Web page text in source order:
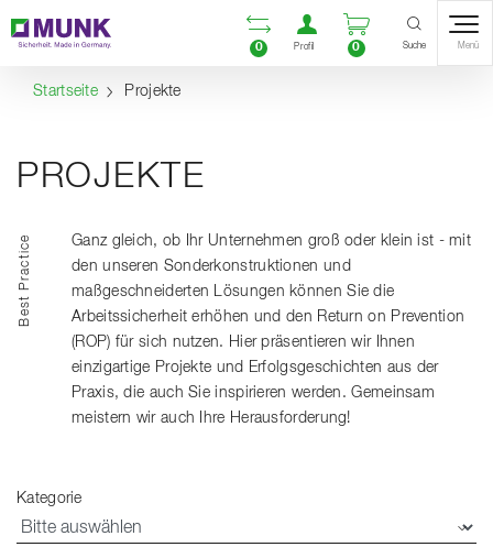
Inhalt
Inhaltsverzeichnis
Navigation Vergleichsliste öffnen
0
Benutzerkonto
Profil
Warenkorb
0 Suche Menü
Startseite Projekte
PROJEKTE
Best Practice
Ganz gleich, ob Ihr Unternehmen groß oder klein ist - mit
den unseren Sonderkonstruktionen und
maßgeschneiderten Lösungen können Sie die
Arbeitssicherheit erhöhen und den Return on Prevention
(ROP) für sich nutzen. Hier präsentieren wir Ihnen
einzigartige Projekte und Erfolgsgeschichten aus der
Praxis, die auch Sie inspirieren werden. Gemeinsam
meistern wir auch Ihre Herausforderung!
Kategorie